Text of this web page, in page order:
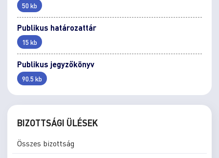
50 kb
Publikus határozattár
15 kb
Publikus jegyzőkönyv
90.5 kb
BIZOTTSÁGI ÜLÉSEK
Összes bizottság